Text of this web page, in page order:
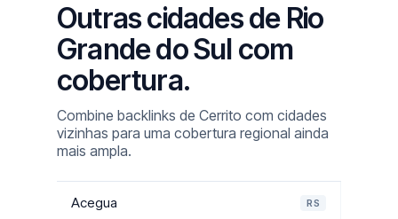
Outras cidades de Rio
Grande do Sul com
cobertura.
Combine backlinks de Cerrito com cidades
vizinhas para uma cobertura regional ainda
mais ampla.
Acegua RS